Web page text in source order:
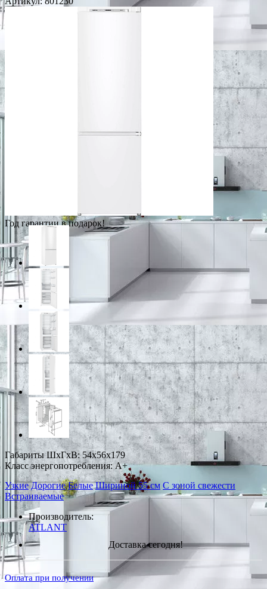
Год гарантии в подарок!
Габариты ШxГxВ: 54x56x179
Класс энергопотребления: A+
Узкие Дорогие Белые Шириной 55 см С зоной свежести
Встраиваемые
Производитель:
ATLANT
Доставка сегодня!
Оплата при получении